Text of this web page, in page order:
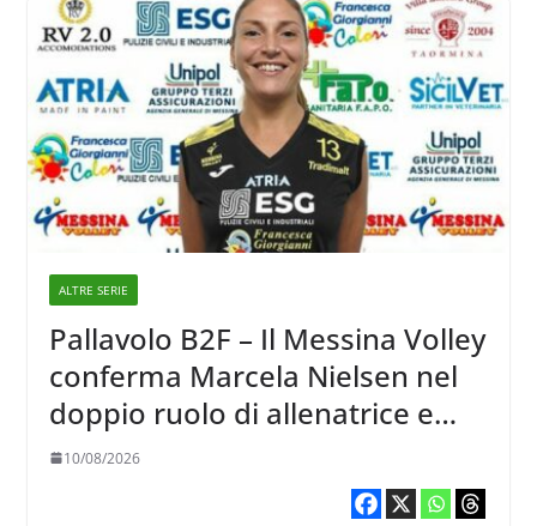
ALTRE SERIE
Pallavolo B2F – Il Messina Volley
conferma Marcela Nielsen nel
doppio ruolo di allenatrice e
giocatrice
10/08/2026